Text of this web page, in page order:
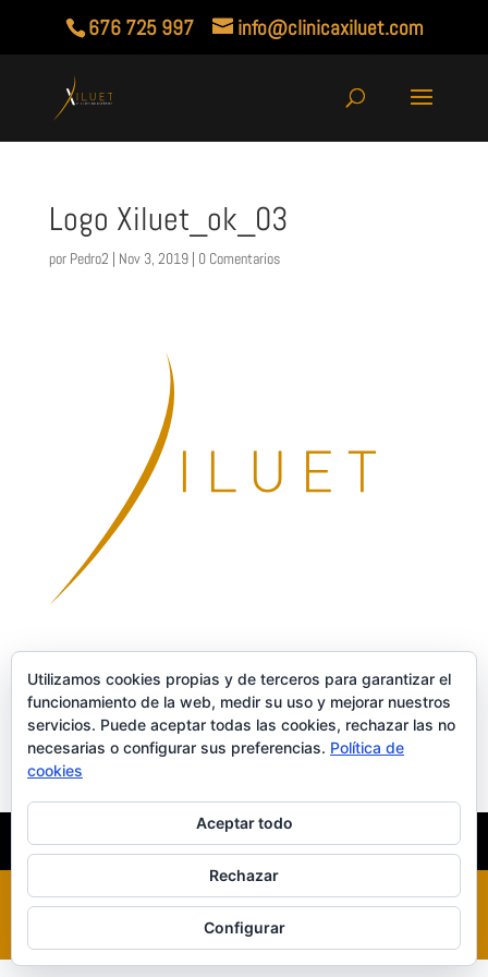
676 725 997 info@clinicaxiluet.com
Logo Xiluet_ok_03
por Pedro2 | Nov 3, 2019| 0 Comentarios
Enviar comentario
Lo siento, debes estarconectadopara publicar un comentario.
INICIO XILUET MEDICINA ESTÉTICA BELLEZA
Elegant Themes| Desarrollado por
Utilizamos cookies propias y de terceros para garantizar el
funcionamiento de la web, medir su uso y mejorar nuestros
servicios. Puede aceptar todas las cookies, rechazar las no
necesarias o configurar sus preferencias. Política de
cookies
Aceptar todo
Rechazar
Configurar